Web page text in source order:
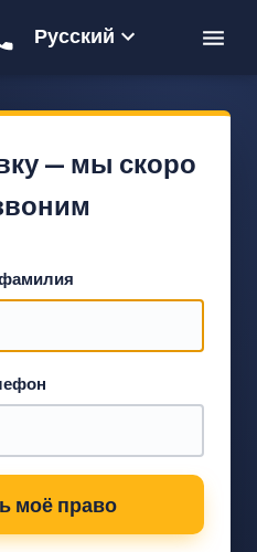
Русский
— мы скоро
моё право